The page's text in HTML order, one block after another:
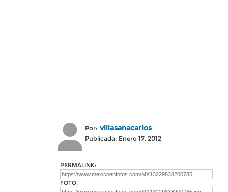
Por: villasanacarlos
Publicada: Enero 17, 2012
PERMALINK:
FOTO: